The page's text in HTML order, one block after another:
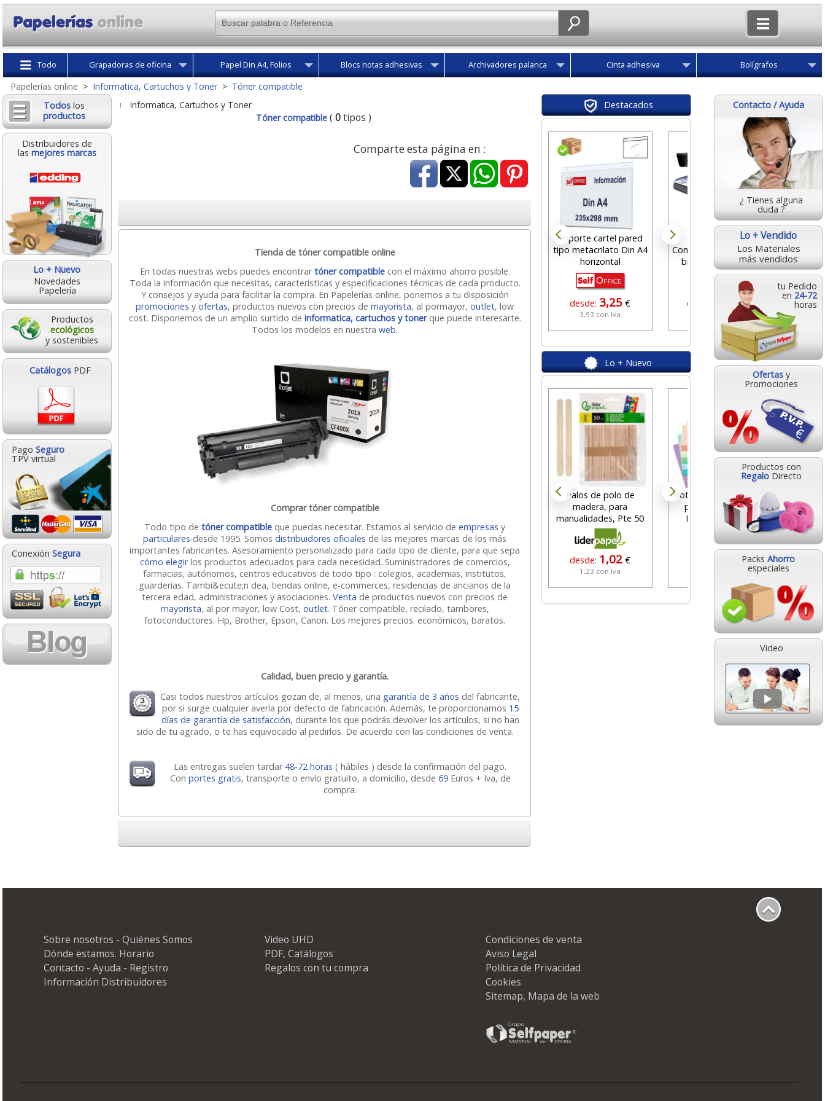
Todo Grapadoras de oficina Papel Din A4, Folios Blocs notas adhesivas Archivadores palanca Cinta adhesiva Bolígrafos
Papelerías online > Informatica, Cartuchos y Toner > Tóner compatible
Todos los
productos
Distribuidores de
las mejores marcas
Lo + Nuevo
Novedades
Papelería
Productos
ecológicos
y sostenibles
CatálogosPDF
Pago Seguro
TPV virtual
Conexión Segura
Contacto / Ayuda
¿ Tienes alguna
duda ?
Lo + Vendido
Los Materiales
más vendidos
tu Pedido
en 24-72
horas
Ofertas y
Promociones
Productos con
Regalo Directo
Packs Ahorro
especiales
Video
↑
Informatica, Cartuchos y Toner
Tóner compatible( 0tipos )
Comparte esta página en :
Tienda de tóner compatible online
En todas nuestras webs puedes encontrartóner compatiblecon el máximo ahorro posible.
Toda la información que necesitas, características y especificaciones técnicas de cada producto.
Y consejos y ayuda para facilitar la compra. En Papelerías online, ponemos a tu disposición
promociones yofertas, productos nuevos con precios demayorista, al pormayor,outlet, low
cost. Disponemos de un amplio surtido de informatica, cartuchos y tonerque puede interesarte.
Todos los modelos en nuestraweb.
Comprar tóner compatible
Todo tipo detóner compatible que puedas necesitar. Estamos al servicio deempresas y
particulares desde 1995. Somosdistribuidores oficiales de las mejores marcas de los más
importantes fabricantes. Asesoramiento personalizado para cada tipo de cliente, para que sepa
cómo elegirlos productos adecuados para cada necesidad. Suministradores de comercios,
farmacias, autónomos, centros educativos de todo tipo : colegios, academias, institutos,
guarderías. Tambi&ecute;n dea, tiendas online, e-commerces, residencias de ancianos de la
tercera edad, administraciones y asociaciones.Venta de productos nuevos con precios de
mayorista, al por mayor, low Cost, outlet. Tóner compatible, recilado, tambores,
fotoconductores. Hp, Brother, Epson, Canon. Los mejores precios. económicos, baratos.
Calidad, buen precio y garantía.
Casi todos nuestros artículos gozan de, al menos, una garantía de 3 años del fabricante,
por si surge cualquier avería por defecto de fabricación. Además, te proporcionamos 15
días de garantía de satisfacción, durante los que podrás devolver los artículos, si no han
sido de tu agrado, o te has equivocado al pedirlos. De acuerdo con las condiciones de venta.
Las entregas suelen tardar 48-72 horas ( hábiles ) desde la confirmación del pago.
Con portes gratis, transporte o envío gratuito, a domicilio, desde 69Euros + Iva, de
compra.
Destacados
Soporte cartel pared
tipo metacrilato Din A4
horizontal
desde: 3,25 €
3,93 con Iva
Safescan 50,
Comprobador detector
billetes ultravioleta
desde: 44,49 €
53,83 con Iva
Lo + Nuevo
Palos de polo de
madera, para
manualidades, Pte 50
palitos
desde: 1,02 €
1,23 con Iva
Notas adhesivas tonos
pastel Q-Connect
KF01347 400 hjs.
3,63 €
Sobre nosotros - Quiénes Somos
Dónde estamos. Horario
Contacto - Ayuda - Registro
Información Distribuidores
Video UHD
PDF, Catálogos
Regalos con tu compra
Condiciones de venta
Aviso Legal
Política de Privacidad
Cookies
Sitemap, Mapa de la web